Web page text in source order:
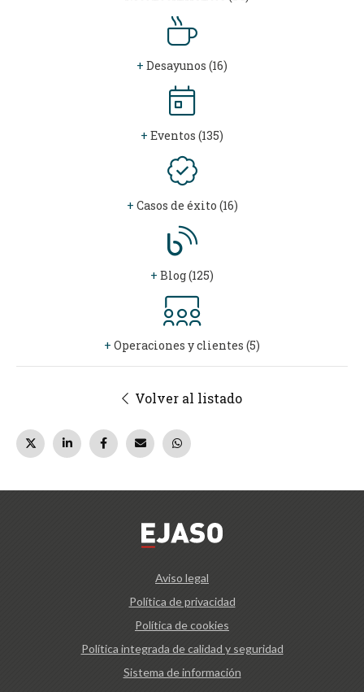
+ Desayunos (16)
+ Eventos (135)
+ Casos de éxito (16)
+ Blog (125)
+ Operaciones y clientes (5)
Volver al listado
Aviso legal
Política de privacidad
Política de cookies
Política integrada de calidad y seguridad
Sistema de información